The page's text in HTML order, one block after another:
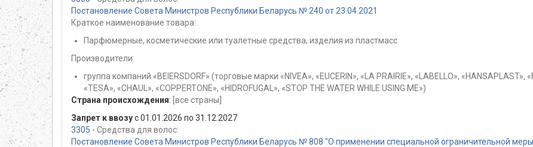
Постановление Совета Министров Республики Беларусь № 240 от 23.04.2021
Краткое наименование товара:
Парфюмерные, косметические или туалетные средства, изделия из пластмасс
Производители:
группа компаний «BEIERSDORF» (торговые марки «NIVEA», «EUCERIN», «LA PRAIRIE», «LABELLO», «HANSAPLAST»,
«TESA», «CHAUL», «COPPERTONE», «HIDROFUGAL», «STOP THE WATER WHILE USING ME»)
Страна происхождения: [все страны]
Запрет к ввозус 01.01.2026 по 31.12.2027
3305 - Средства для волос:
Постановление Совета Министров Республики Беларусь № 808 "О применении специальной ограничительной